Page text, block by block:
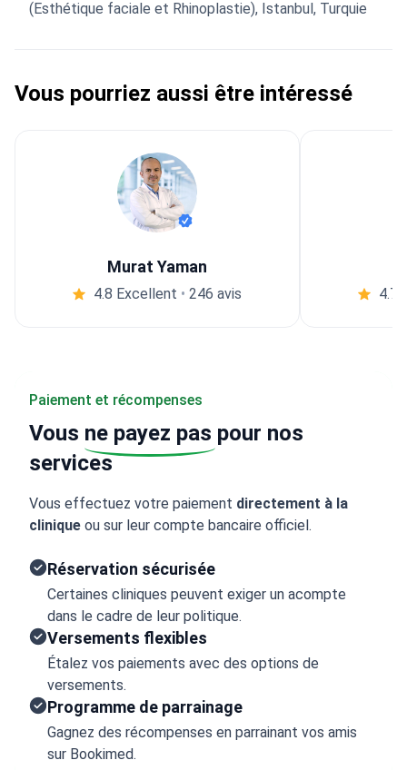
(Esthétique faciale et Rhinoplastie), Istanbul, Turquie
Vous pourriez aussi être intéressé
Murat Yaman
4.8 Excellent • 246 avis 4.7
Paiement et récompenses
Vous ne payez pas pour nos
services
Vous effectuez votre paiement directement à la
clinique ou sur leur compte bancaire officiel.
Réservation sécurisée
Certaines cliniques peuvent exiger un acompte
dans le cadre de leur politique.
Versements flexibles
Étalez vos paiements avec des options de
versements.
Programme de parrainage
Gagnez des récompenses en parrainant vos amis
sur Bookimed.